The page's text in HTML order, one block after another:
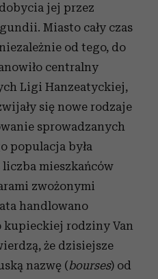
jej przez
Miasto cały czas
od tego, do
centralny
Ligi Hanzeatyckiej,
się nowe rodzaje
sprowadzanych
populacja była
mieszkańców
zwożonymi
handlowano
kupieckiej rodziny Van
że dzisiejsze
nazwę (bourses) od